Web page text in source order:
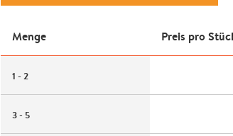
Menge Preis pro
1 - 2
3 - 5